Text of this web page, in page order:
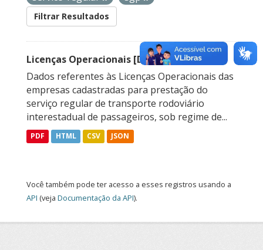
Filtrar Resultados
Licenças Operacionais [Descontinuado]
Dados referentes às Licenças Operacionais das
empresas cadastradas para prestação do
serviço regular de transporte rodoviário
interestadual de passageiros, sob regime de...
PDF HTML CSV JSON
Você também pode ter acesso a esses registros usando a
API (veja Documentação da API).